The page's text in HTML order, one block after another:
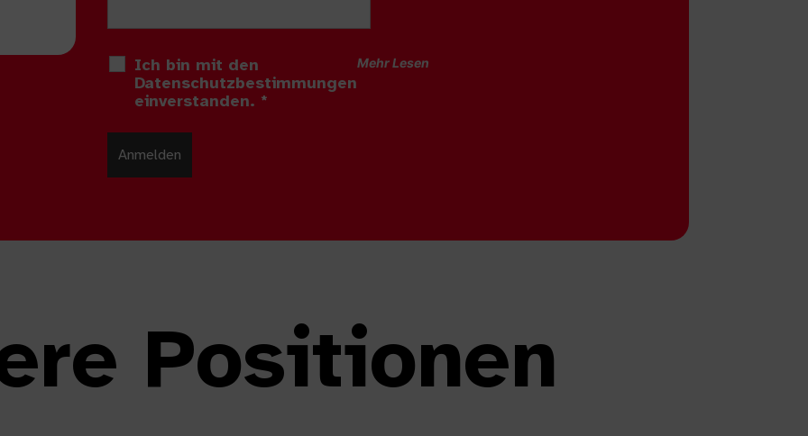
Ich bin mit den
Datenschutzbestimmungen
einverstanden. *
Mehr Lesen
Positionen